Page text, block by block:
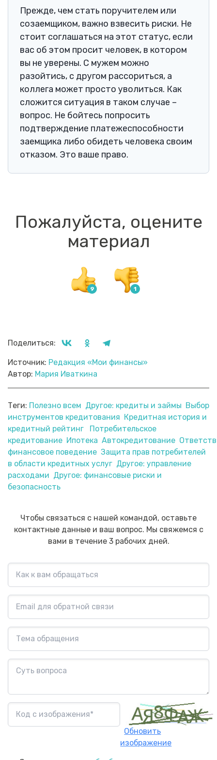
Прежде, чем стать поручителем или
созаемщиком, важно взвесить риски. Не
стоит соглашаться на этот статус, если
вас об этом просит человек, в котором
вы не уверены. С мужем можно
разойтись, с другом рассориться, а
коллега может просто уволиться. Как
сложится ситуация в таком случае –
вопрос. Не бойтесь попросить
подтверждение платежеспособности
заемщика либо обидеть человека своим
отказом. Это ваше право.
Пожалуйста, оцените
материал
Поделиться:
Источник: Редакция «Мои финансы»
Автор: Мария Иваткина
Теги: Полезно всем Другое: кредиты и займы Выбор
инструментов кредитования Кредитная история и
кредитный рейтинг
Потребительское
кредитование Ипотека Автокредитование
финансовое поведение Защита прав потребителей
в области кредитных услуг Другое: управление
расходами Другое: финансовые риски и
безопасность
Чтобы связаться с нашей командой, оставьте
контактные данные и ваш вопрос. Мы свяжемся с
вами в течение 3 рабочих дней.
Обновить
изображение